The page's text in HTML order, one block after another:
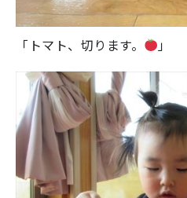
「トマト、切ります。 」